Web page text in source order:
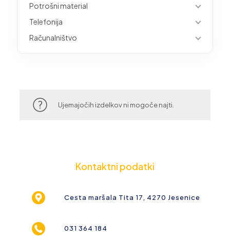
Potrošni material
Telefonija
Računalništvo
Ujemajočih izdelkov ni mogoče najti.
Kontaktni podatki
Cesta maršala Tita 17, 4270 Jesenice
031 364 184